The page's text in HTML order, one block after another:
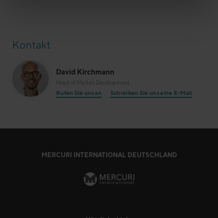
Kontakt
David Kirchmann
Head of Market Development
Rufen Sie uns an Schreiben Sie uns eine E-Mail
MERCURI INTERNATIONAL DEUTSCHLAND